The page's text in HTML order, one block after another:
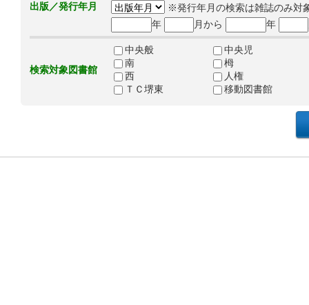
出版／発行年月
※発行年月の検索は雑誌のみ対
年
月から 年
検索対象図書館
中央般
中央児
南
栂
西
人権
ＴＣ堺東
移動図書館